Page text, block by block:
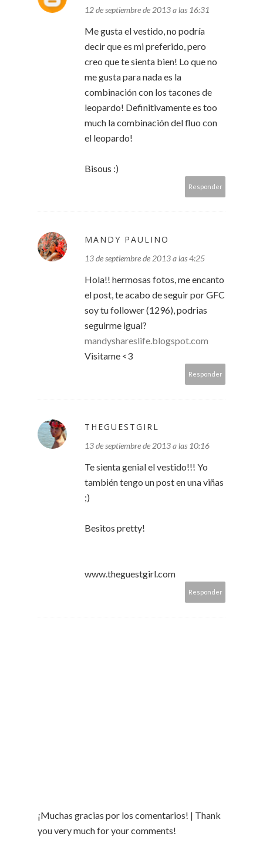
12 de septiembre de 2013 a las 16:31
Me gusta el vestido, no podría
decir que es mi preferido, pero
creo que te sienta bien! Lo que no
me gusta para nada es la
combinación con los tacones de
leopardo! Definitivamente es too
much la combinación del fluo con
el leopardo!
Bisous :)
Responder
MANDY PAULINO
13 de septiembre de 2013 a las 4:25
Hola!! hermosas fotos, me encanto
el post, te acabo de seguir por GFC
soy tu follower (1296), podrias
seguirme igual?
mandyshareslife.blogspot.com
Visitame <3
Responder
THEGUESTGIRL
13 de septiembre de 2013 a las 10:16
Te sienta genial el vestido!!! Yo
también tengo un post en una viñas
;)
Besitos pretty!
www.theguestgirl.com
Responder
¡Muchas gracias por los comentarios! | Thank
you very much for your comments!